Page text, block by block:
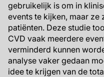
gebruikelijk is om in
events te kijken, maar
patiënten. Deze studie
CVD vaak meerdere
verminderd kunnen
analyse vaker gedaan
idee te krijgen van de